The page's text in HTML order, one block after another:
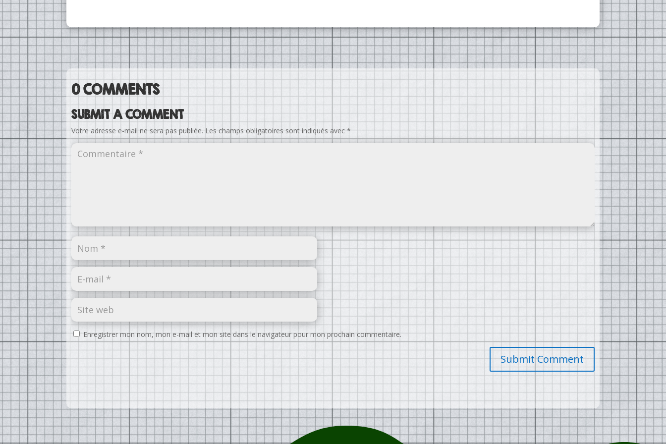
0 COMMENTS
SUBMIT A COMMENT
Votre adresse e-mail ne sera pas publiée. Les champs obligatoires sont indiqués avec*
Enregistrer mon nom, mon e-mail et mon site dans le navigateur pour mon prochain commentaire.
Submit Comment